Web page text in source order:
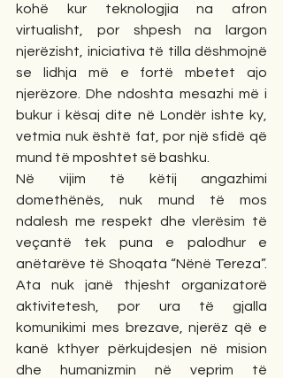
kohë kur teknologjia na afron
virtualisht, por shpesh na largon
njerëzisht, iniciativa të tilla dëshmojnë
se lidhja më e fortë mbetet ajo
njerëzore. Dhe ndoshta mesazhi më i
bukur i kësaj dite në Londër ishte ky,
vetmia nuk është fat, por një sfidë që
mund të mposhtet së bashku.
Në vijim të këtij angazhimi
domethënës, nuk mund të mos
ndalesh me respekt dhe vlerësim të
veçantë tek puna e palodhur e
anëtarëve të Shoqata “Nënë Tereza”.
Ata nuk janë thjesht organizatorë
aktivitetesh, por ura të gjalla
komunikimi mes brezave, njerëz që e
kanë kthyer përkujdesjen në mision
dhe humanizmin në veprim të